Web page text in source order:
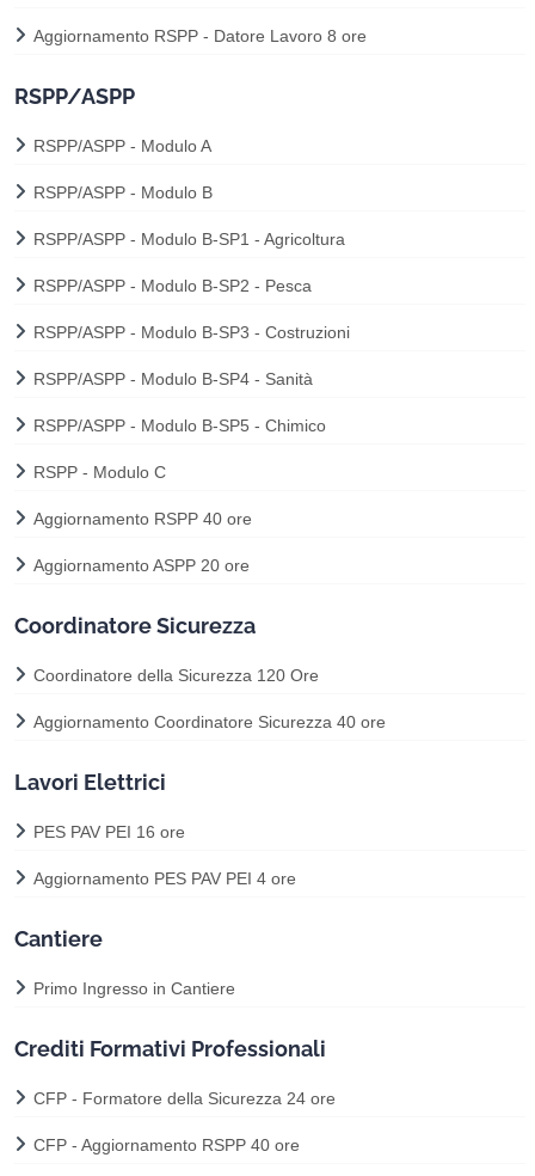
Aggiornamento RSPP - Datore Lavoro 8 ore
RSPP/ASPP
RSPP/ASPP - Modulo A
RSPP/ASPP - Modulo B
RSPP/ASPP - Modulo B-SP1 - Agricoltura
RSPP/ASPP - Modulo B-SP2 - Pesca
RSPP/ASPP - Modulo B-SP3 - Costruzioni
RSPP/ASPP - Modulo B-SP4 - Sanità
RSPP/ASPP - Modulo B-SP5 - Chimico
RSPP - Modulo C
Aggiornamento RSPP 40 ore
Aggiornamento ASPP 20 ore
Coordinatore Sicurezza
Coordinatore della Sicurezza 120 Ore
Aggiornamento Coordinatore Sicurezza 40 ore
Lavori Elettrici
PES PAV PEI 16 ore
Aggiornamento PES PAV PEI 4 ore
Cantiere
Primo Ingresso in Cantiere
Crediti Formativi Professionali
CFP - Formatore della Sicurezza 24 ore
CFP - Aggiornamento RSPP 40 ore